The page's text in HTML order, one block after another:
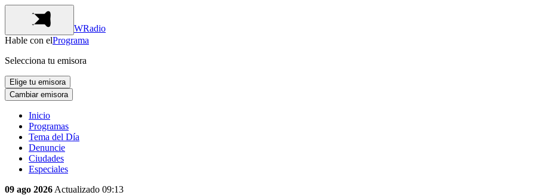
WRadio
Hable con elPrograma
Selecciona tu emisora
Elige tu emisora
Cambiar emisora
Inicio
Programas
Tema del Día
Denuncie
Ciudades
Especiales
09 ago 2026 Actualizado 09:13